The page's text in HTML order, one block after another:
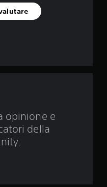
u
opinione e
della